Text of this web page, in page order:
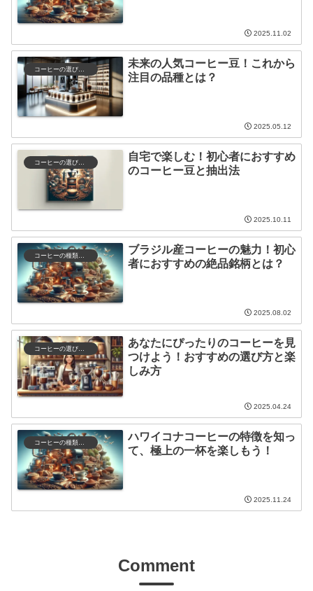
2025.11.02
コーヒーの選び方と保存
未来の人気コーヒー豆！これから
注目の品種とは？
2025.05.12
コーヒーの選び方と保存
自宅で楽しむ！初心者におすすめ
のコーヒー豆と抽出法
2025.10.11
コーヒーの種類と特徴
ブラジル産コーヒーの魅力！初心
者におすすめの絶品銘柄とは？
2025.08.02
コーヒーの選び方と保存
あなたにぴったりのコーヒーを見
つけよう！おすすめの選び方と楽
しみ方
2025.04.24
ハワイコナコーヒーの特徴を知っ
て、極上の一杯を楽しもう！
2025.11.24
Comment